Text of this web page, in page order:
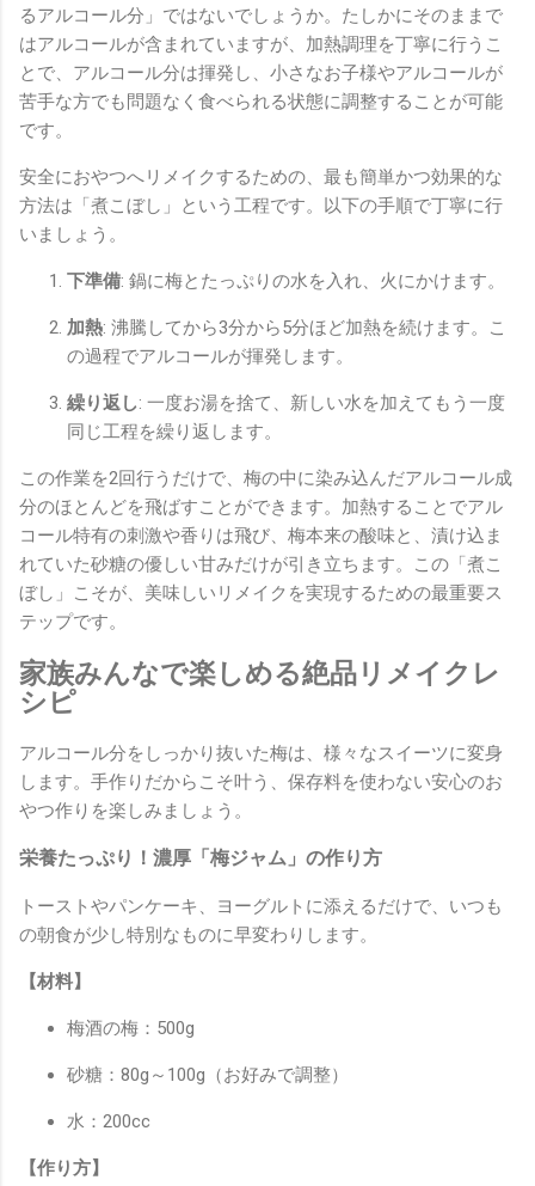
るアルコール分」ではないでしょうか。たしかにそのままで
はアルコールが含まれていますが、加熱調理を丁寧に行うこ
とで、アルコール分は揮発し、小さなお子様やアルコールが
苦手な方でも問題なく食べられる状態に調整することが可能
です。
安全におやつへリメイクするための、最も簡単かつ効果的な
方法は「煮こぼし」という工程です。以下の手順で丁寧に行
いましょう。
下準備: 鍋に梅とたっぷりの水を入れ、火にかけます。
加熱: 沸騰してから3分から5分ほど加熱を続けます。こ
の過程でアルコールが揮発します。
繰り返し: 一度お湯を捨て、新しい水を加えてもう一度
同じ工程を繰り返します。
この作業を2回行うだけで、梅の中に染み込んだアルコール成
分のほとんどを飛ばすことができます。加熱することでアル
コール特有の刺激や香りは飛び、梅本来の酸味と、漬け込ま
れていた砂糖の優しい甘みだけが引き立ちます。この「煮こ
ぼし」こそが、美味しいリメイクを実現するための最重要ス
テップです。
家族みんなで楽しめる絶品リメイクレ
シピ
アルコール分をしっかり抜いた梅は、様々なスイーツに変身
します。手作りだからこそ叶う、保存料を使わない安心のお
やつ作りを楽しみましょう。
栄養たっぷり！濃厚「梅ジャム」の作り方
トーストやパンケーキ、ヨーグルトに添えるだけで、いつも
の朝食が少し特別なものに早変わりします。
【材料】
梅酒の梅：500g
砂糖：80g～100g（お好みで調整）
水：200cc
【作り方】